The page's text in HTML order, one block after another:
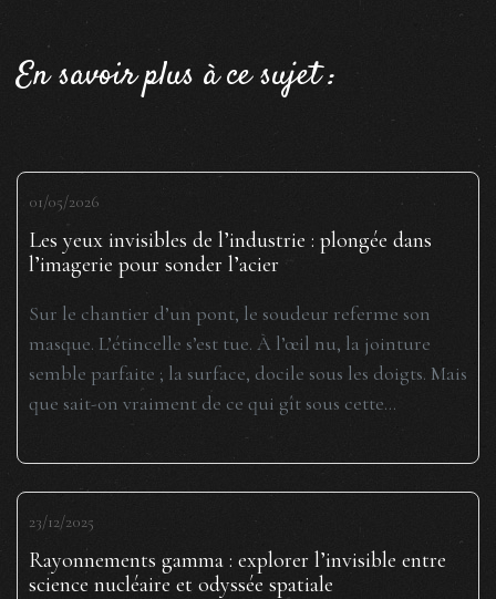
En savoir plus à ce sujet :
01/05/2026
Les yeux invisibles de l’industrie : plongée dans
l’imagerie pour sonder l’acier
Sur le chantier d’un pont, le soudeur referme son
masque. L’étincelle s’est tue. À l’œil nu, la jointure
semble parfaite ; la surface, docile sous les doigts. Mais
que sait-on vraiment de ce qui gît sous cette...
23/12/2025
Rayonnements gamma : explorer l’invisible entre
science nucléaire et odyssée spatiale